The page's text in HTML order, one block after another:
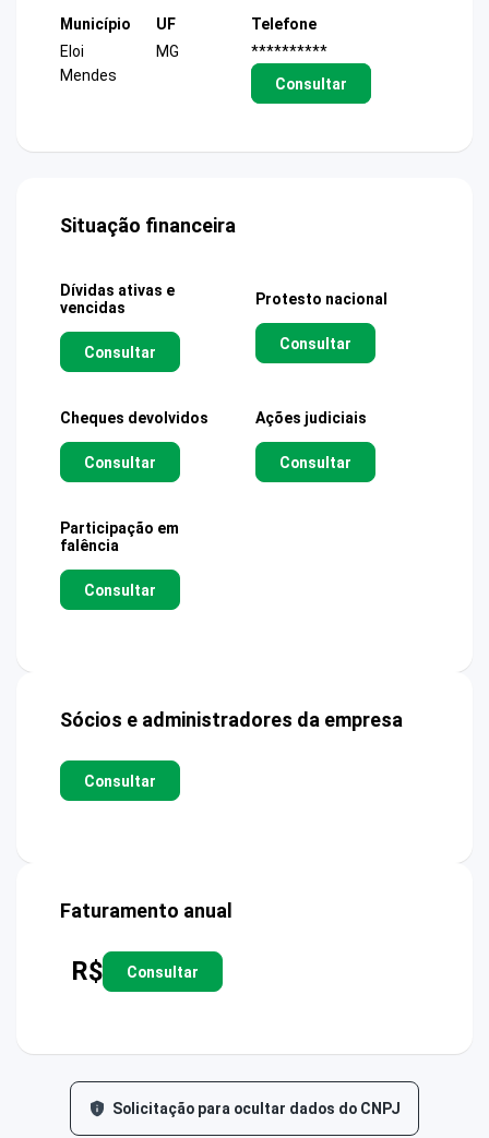
Município
Eloi
Mendes
UF
MG
Telefone
**********
Consultar
Situação financeira
Dívidas ativas e
vencidas
Consultar
Protesto nacional
Consultar
Cheques devolvidos
Consultar
Ações judiciais
Consultar
Participação em
falência
Consultar
Sócios e administradores da empresa
Consultar
Faturamento anual
R$ Consultar
Solicitação para ocultar dados do CNPJ